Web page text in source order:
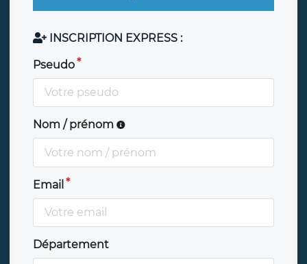
INSCRIPTION EXPRESS :
Pseudo
Nom / prénom
Email
Département